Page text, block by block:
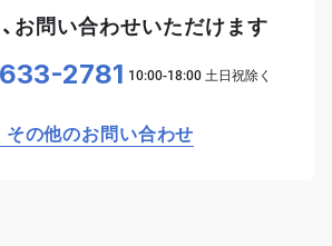
お問い合わせいただけます
2781
その他のお問い合わせ